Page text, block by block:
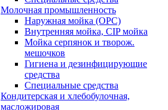
Молочная промышленность
Наружная мойка (ОРС)
Внутренняя мойка, CIP мойка
Мойка серпянок и творож.
мешочков
Гигиена и дезинфицирующие
средства
Специальные средства
Кондитерская и хлебобулочная,
масложировая